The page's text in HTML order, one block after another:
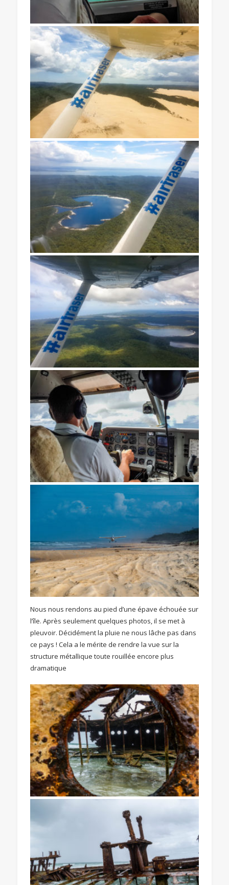
Nous nous rendons au pied d’une épave échouée sur
l’île. Après seulement quelques photos, il se met à
pleuvoir. Décidément la pluie ne nous lâche pas dans
ce pays ! Cela a le mérite de rendre la vue sur la
structure métallique toute rouillée encore plus
dramatique